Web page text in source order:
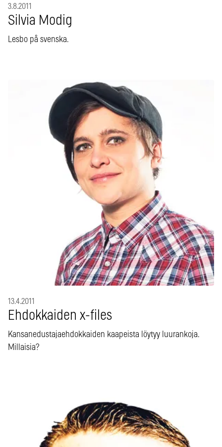
3.8.2011
Silvia Modig
Lesbo på svenska.
13.4.2011
Ehdokkaiden x-files
Kansanedustajaehdokkaiden kaapeista löytyy luurankoja.
Millaisia?